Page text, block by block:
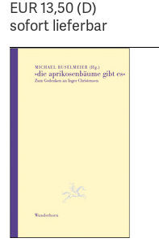
EUR 13,50 (D)
sofort lieferbar